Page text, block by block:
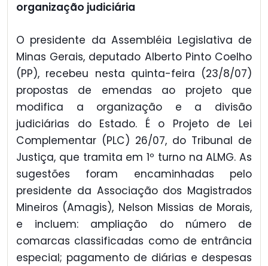
organização judiciária
O presidente da Assembléia Legislativa de
Minas Gerais, deputado Alberto Pinto Coelho
(PP), recebeu nesta quinta-feira (23/8/07)
propostas de emendas ao projeto que
modifica a organização e a divisão
judiciárias do Estado. É o Projeto de Lei
Complementar (PLC) 26/07, do Tribunal de
Justiça, que tramita em 1º turno na ALMG. As
sugestões foram encaminhadas pelo
presidente da Associação dos Magistrados
Mineiros (Amagis), Nelson Missias de Morais,
e incluem: ampliação do número de
comarcas classificadas como de entrância
especial; pagamento de diárias e despesas